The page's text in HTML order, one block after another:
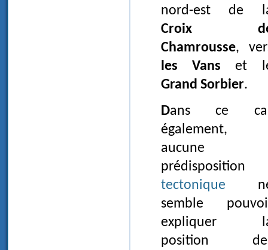
nord-est de
Croix
Chamrousse,
les Vans et
Grand Sorbier.
Dans ce cas
également,
aucune
prédisposition
tectonique
semble
expliquer
position